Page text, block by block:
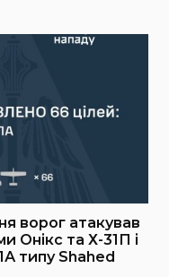
ворог атакував
Онікс та Х-31П і
типу Shahed